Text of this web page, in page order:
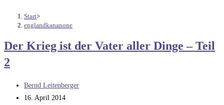
Start>
englandkananone
Der Krieg ist der Vater aller Dinge – Teil
2
Beitrags-
Autor:
Bernd Leitenberger
Beitrag
16. April 2014